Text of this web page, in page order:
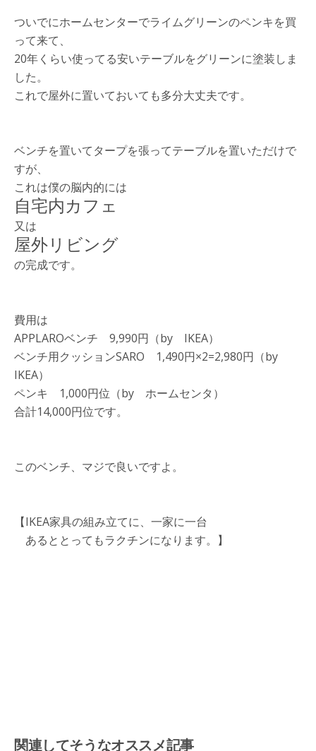
ついでにホームセンターでライムグリーンのペンキを買
って来て、
20年くらい使ってる安いテーブルをグリーンに塗装しま
した。
これで屋外に置いておいても多分大丈夫です。
ベンチを置いてタープを張ってテーブルを置いただけで
すが、
これは僕の脳内的には
自宅内カフェ
又は
屋外リビング
の完成です。
費用は
APPLAROベンチ 9,990円（by IKEA）
ベンチ用クッションSARO 1,490円×2=2,980円（by
IKEA）
ペンキ 1,000円位（by ホームセンタ）
合計14,000円位です。
このベンチ、マジで良いですよ。
【IKEA家具の組み立てに、一家に一台
あるととってもラクチンになります。】
関連してそうなオススメ記事